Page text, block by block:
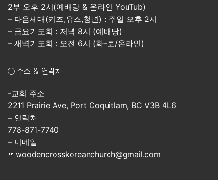
2부 오후 2시(예배당 & 온라인 YouTub)
– 다음세대(키즈,유스,청년) : 주일 오후 2시
– 금요기도회 : 저녁 8시 (예배당)
– 새벽기도회 : 오전 6시 (화-토/온라인)
○ 주소 & 연락처
-교회 주소
2211 Prairie Ave, Port Coquitlam, BC V3B 4L6
– 연락처
778-871-7740
– 이메일
woodencrosskoreanchurch@gmail.com